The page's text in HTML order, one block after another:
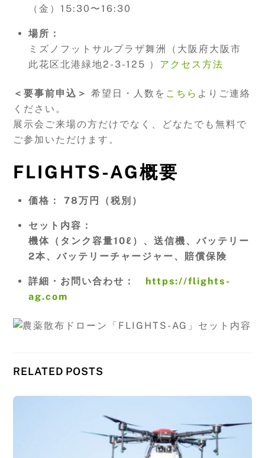
（金）15:30〜16:30
場所：
ミズノフットサルプラザ舞洲（大阪府大阪市
此花区北港緑地2-3-125 ） アクセス方法
＜要事前申込＞希望日・人数を こちら よりご連絡
ください。
展示会ご来場の方だけでなく、どなたでも無料で
ご参加いただけます。
FLIGHTS-AG概要
価格： 78万円（税別）
セット内容：
機体（タンク容量10ℓ）、送信機、バッテリー
2本、バッテリーチャージャー、賠償保険
詳細・お問い合わせ： https://flights-
ag.com
RELATED POSTS